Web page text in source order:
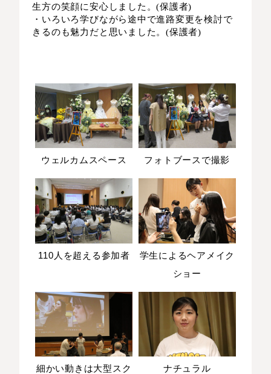
生方の笑顔に安心しました。(保護者)
・いろいろ学びながら途中で進路変更を検討で
きるのも魅力だと思いました。(保護者)
ウェルカムスペース フォトブースで撮影
110人を超える参加者
学生によるヘアメイク
ショー
細かい動きは大型スク
ナチュラル